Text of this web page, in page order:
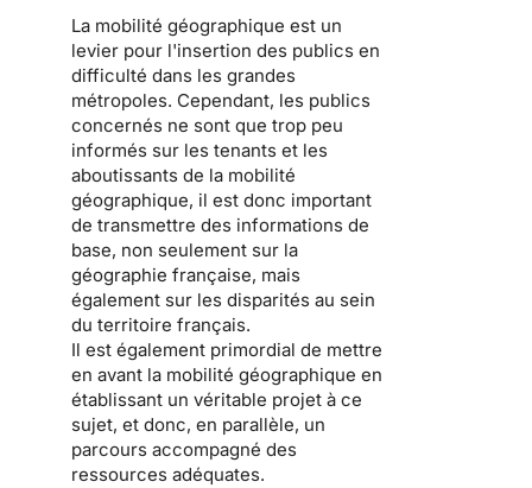
La mobilité géographique est un
levier pour l'insertion des publics en
difficulté dans les grandes
métropoles. Cependant, les publics
concernés ne sont que trop peu
informés sur les tenants et les
aboutissants de la mobilité
géographique, il est donc important
de transmettre des informations de
base, non seulement sur la
géographie française, mais
également sur les disparités au sein
du territoire français.
Il est également primordial de mettre
en avant la mobilité géographique en
établissant un véritable projet à ce
sujet, et donc, en parallèle, un
parcours accompagné des
ressources adéquates.